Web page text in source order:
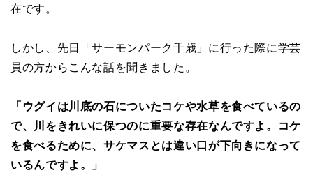
在です。
しかし、先日「サーモンパーク千歳」に行った際に学芸
員の方からこんな話を聞きました。
「ウグイは川底の石についたコケや水草を食べているの
で、川をきれいに保つのに重要な存在なんですよ。コケ
を食べるために、サケマスとは違い口が下向きになって
いるんですよ。」